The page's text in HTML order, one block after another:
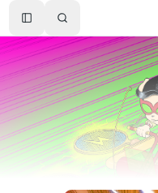
Toggle Sidebar